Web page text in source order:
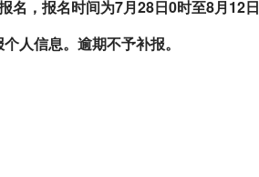
名，报名时间为7月28日0时至8月12日
人信息。逾期不予补报。